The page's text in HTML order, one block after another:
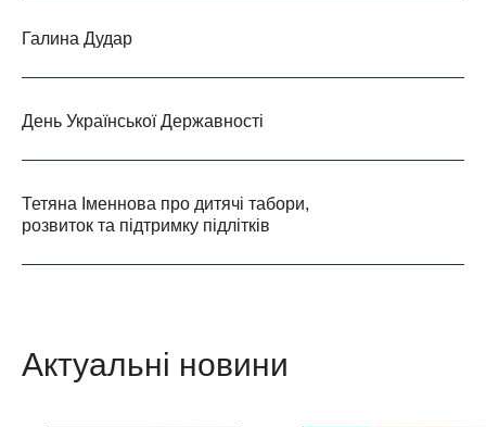
Галина Дудар
День Української Державності
Тетяна Іменнова про дитячі табори,
розвиток та підтримку підлітків
Актуальні новини